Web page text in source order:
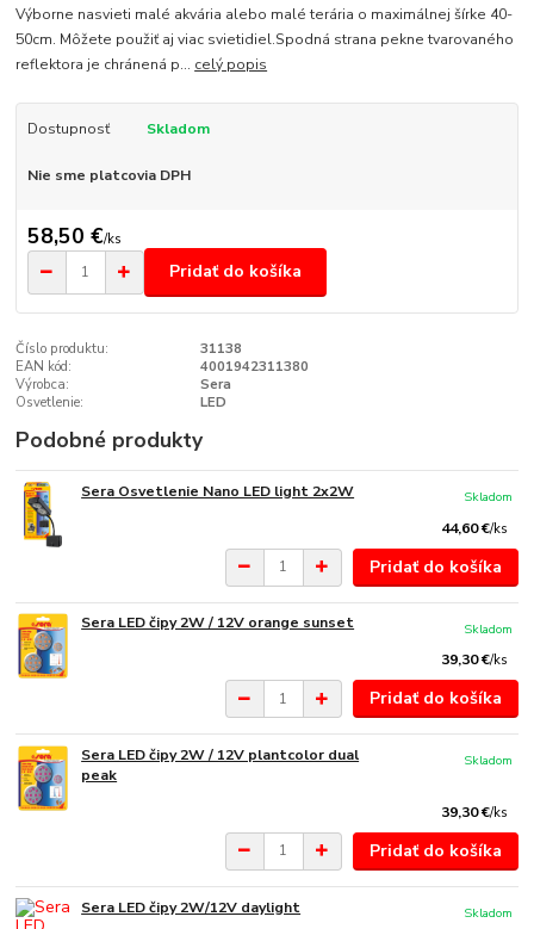
Výborne nasvieti malé akvária alebo malé terária o maximálnej šírke 40-
50cm. Môžete použiť aj viac svietidiel.Spodná strana pekne tvarovaného
reflektora je chránená p... celý popis
Dostupnosť Skladom
Nie sme platcovia DPH
58,50 €/ks
Pridať do košíka
Číslo produktu:
31138
EAN kód:
4001942311380
Výrobca:
Sera
Osvetlenie:
LED
Podobné produkty
Sera Osvetlenie Nano LED light 2x2W
44,60 €/ks
Skladom
Pridať do košíka
Sera LED čipy 2W / 12V orange sunset
39,30 €/ks
Skladom
Pridať do košíka
Sera LED čipy 2W / 12V plantcolor dual
peak
39,30 €/ks
Skladom
Pridať do košíka
Sera LED čipy 2W/12V daylight
Skladom